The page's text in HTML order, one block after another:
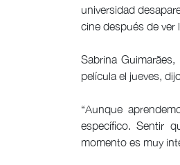
universidad
cine después de ver
Sabrina
película el jueves,
“Aunque
específico. Sentir
momento es muy